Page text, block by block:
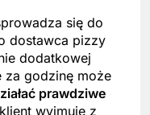
się do
dostawca pizzy
dodatkowej
godzinę może
prawdziwe
wyjmuje z